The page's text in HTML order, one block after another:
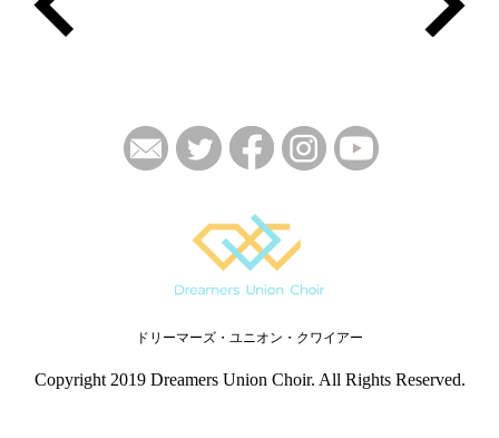
ドリーマーズ・ユニオン・クワイアー
Copyright 2019 Dreamers Union Choir. All Rights Reserved.